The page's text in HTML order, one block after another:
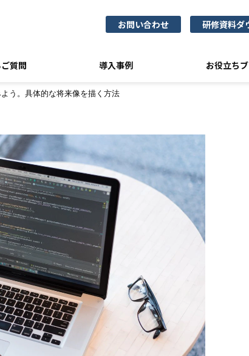
お問い合わせ 研修資料ダ
質問 導入事例 お役立ち
う。具体的な将来像を描く方法